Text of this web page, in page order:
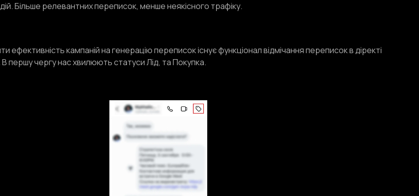
Більше релевантних переписок, менше неякісного трафіку.
ефективність кампаній на генерацію переписок існує функціонал відмічання переписок в діректі
першу чергу нас хвилюють статуси Лід, та Покупка.